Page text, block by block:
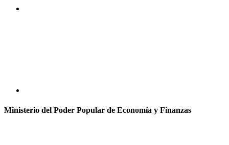
Ministerio del Poder Popular de Economía y Finanzas